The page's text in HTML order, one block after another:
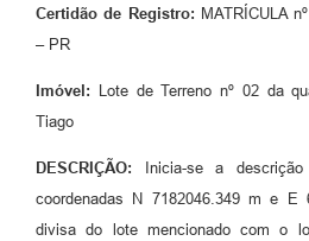
Certidão de Registro: MATRÍCULA
– PR
Imóvel: Lote de Terreno nº 02 da
Tiago
DESCRIÇÃO: Inicia-se a
coordenadas N 7182046.349 m e E
divisa do lote mencionado com o